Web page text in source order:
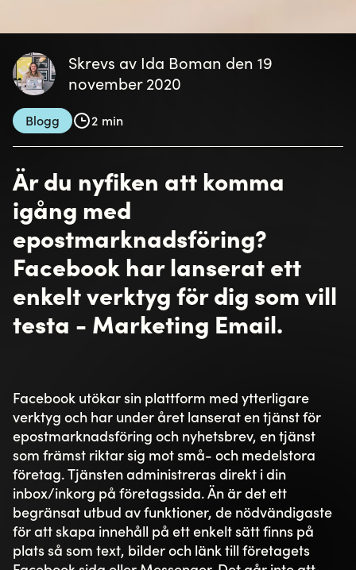
Skrevs av Ida Boman den 19
november 2020
Blogg 2 min
Är du nyfiken att komma
igång med
epostmarknadsföring?
Facebook har lanserat ett
enkelt verktyg för dig som vill
testa - Marketing Email.
Facebook utökar sin plattform med ytterligare
verktyg och har under året lanserat en tjänst för
epostmarknadsföring och nyhetsbrev, en tjänst
som främst riktar sig mot små- och medelstora
företag. Tjänsten administreras direkt i din
inbox/inkorg på företagssida. Än är det ett
begränsat utbud av funktioner, de nödvändigaste
för att skapa innehåll på ett enkelt sätt finns på
plats så som text, bilder och länk till företagets